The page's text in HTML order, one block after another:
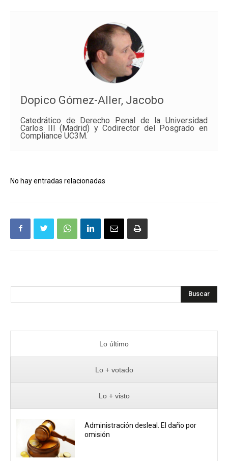
Dopico Gómez-Aller, Jacobo
Catedrático de Derecho Penal de la Universidad
Carlos III (Madrid) y Codirector del Posgrado en
Compliance UC3M.
No hay entradas relacionadas
Buscar
Lo último
Lo + votado
Lo + visto
Administración desleal. El daño por
omisión